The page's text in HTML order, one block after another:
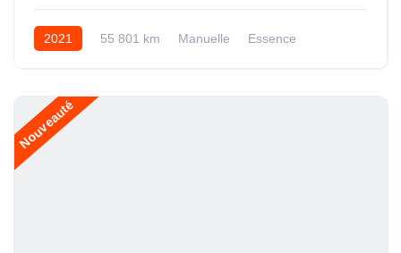
2021 55 801 km Manuelle Essence
Nouveauté